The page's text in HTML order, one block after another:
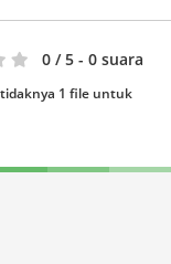
0 / 5 - 0 suara
1 file untuk